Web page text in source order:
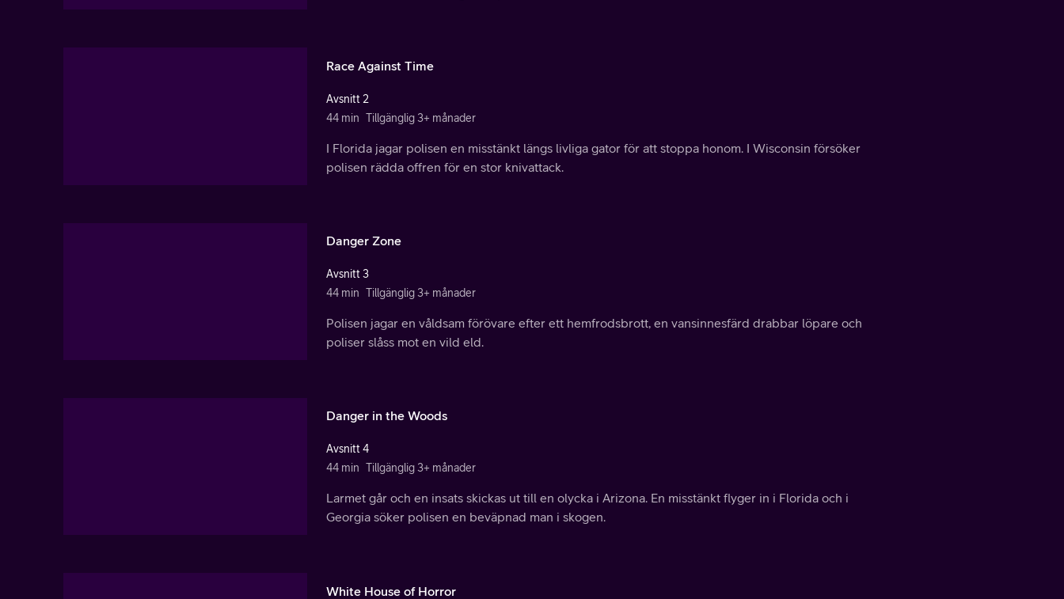
Race Against Time
Avsnitt 2
44 min Tillgänglig 3+ månader
I Florida jagar polisen en misstänkt längs livliga gator för att stoppa honom. I Wisconsin försöker
polisen rädda offren för en stor knivattack.
Danger Zone
Avsnitt 3
44 min Tillgänglig 3+ månader
Polisen jagar en våldsam förövare efter ett hemfrodsbrott, en vansinnesfärd drabbar löpare och
poliser slåss mot en vild eld.
Danger in the Woods
Avsnitt 4
44 min Tillgänglig 3+ månader
Larmet går och en insats skickas ut till en olycka i Arizona. En misstänkt flyger in i Florida och i
Georgia söker polisen en beväpnad man i skogen.
White House of Horror